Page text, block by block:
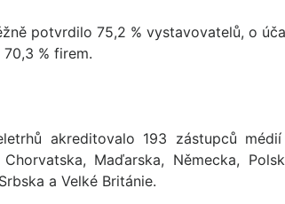
potvrdilo 75,2 % vystavovatelů, o
% firem.
akreditovalo 193 zástupců
Maďarska, Německa,
a Velké Británie.